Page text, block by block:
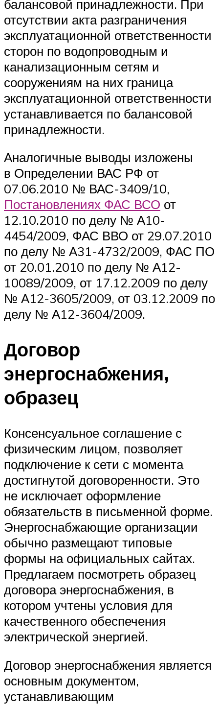
балансовой принадлежности. При
отсутствии акта разграничения
эксплуатационной ответственности
сторон по водопроводным и
канализационным сетям и
сооружениям на них граница
эксплуатационной ответственности
устанавливается по балансовой
принадлежности.
Аналогичные выводы изложены
в Определении ВАС РФ от
07.06.2010 № ВАС-3409/10,
Постановлениях ФАС ВСО от
12.10.2010 по делу № А10-
4454/2009, ФАС ВВО от 29.07.2010
по делу № А31-4732/2009, ФАС ПО
от 20.01.2010 по делу № А12-
10089/2009, от 17.12.2009 по делу
№ А12-3605/2009, от 03.12.2009 по
делу № А12-3604/2009.
Договор
энергоснабжения,
образец
Консенсуальное соглашение с
физическим лицом, позволяет
подключение к сети с момента
достигнутой договоренности. Это
не исключает оформление
обязательств в письменной форме.
Энергоснабжающие организации
обычно размещают типовые
формы на официальных сайтах.
Предлагаем посмотреть образец
договора энергоснабжения, в
котором учтены условия для
качественного обеспечения
электрической энергией.
Договор энергоснабжения является
основным документом,
устанавливающим